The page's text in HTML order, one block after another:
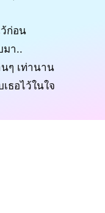
ก่อน
มา..
ๆ เท่านาน
ธอไว้ในใจ